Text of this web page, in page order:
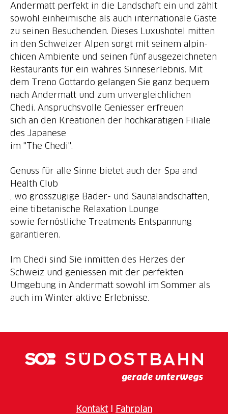
Andermatt perfekt in die Landschaft ein und zählt
sowohl einheimische als auch internationale Gäste
zu seinen Besuchenden. Dieses Luxushotel mitten
in den Schweizer Alpen sorgt mit seinem alpin-
chicen Ambiente und seinen fünf ausgezeichneten
Restaurants für ein wahres Sinneserlebnis. Mit
dem Treno Gottardo gelangen Sie ganz bequem
nach Andermatt und zum unvergleichlichen
Chedi. Anspruchsvolle Geniesser erfreuen
sich an den Kreationen der hochkarätigen Filiale
des Japanese
im "The Chedi".
Genuss für alle Sinne bietet auch der Spa and
Health Club
, wo grosszügige Bäder- und Saunalandschaften,
eine tibetanische Relaxation Lounge
sowie fernöstliche Treatments Entspannung
garantieren.
Im Chedi sind Sie inmitten des Herzes der
Schweiz und geniessen mit der perfekten
Umgebung in Andermatt sowohl im Sommer als
auch im Winter aktive Erlebnisse.
KontaktI Fahrplan